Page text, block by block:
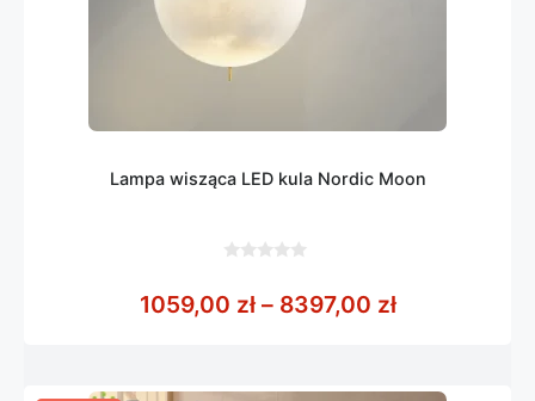
Lampa wisząca LED kula Nordic Moon
5
1059,00 zł – 8397,00 złZakres cen: